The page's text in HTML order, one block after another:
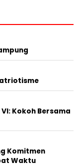
Kokoh Bersama
Komitmen
Waktu